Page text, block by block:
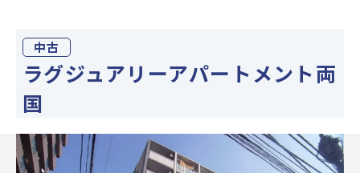
中古
ラグジュアリーアパートメント両
国